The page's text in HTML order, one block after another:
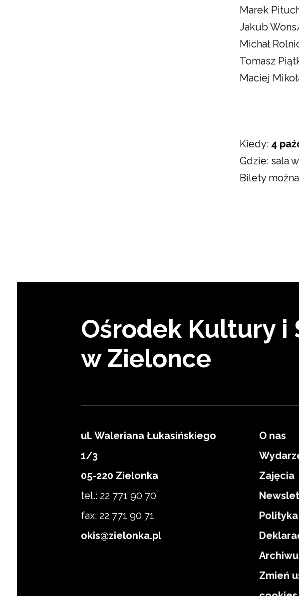
Marek
Jakub
Michał
Tomasz
Maciej
Kiedy: 4
Gdzie: sala
Bilety
Ośrodek Kultury i
w Zielonce
ul. Waleriana Łukasińskiego
1/3
05-220 Zielonka
tel.: 22 771 90 70
fax: 22 771 90 71
okis@zielonka.pl
O nas
Zajęcia
Zmień